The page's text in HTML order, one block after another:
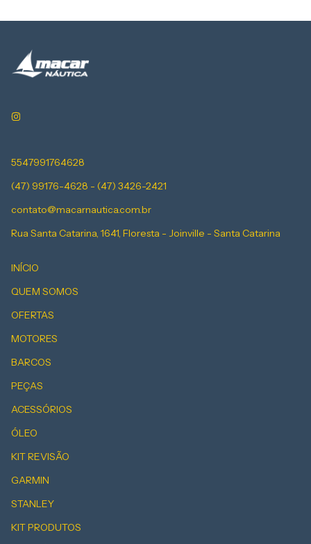
5547991764628
(47) 99176-4628 - (47) 3426-2421
contato@macarnautica.com.br
Rua Santa Catarina, 1641, Floresta - Joinville - Santa Catarina
INÍCIO
QUEM SOMOS
OFERTAS
MOTORES
BARCOS
PEÇAS
ACESSÓRIOS
ÓLEO
KIT REVISÃO
GARMIN
STANLEY
KIT PRODUTOS